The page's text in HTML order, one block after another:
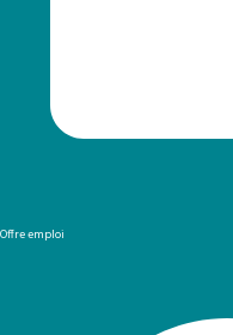
Offre emploi